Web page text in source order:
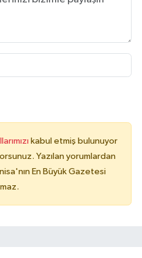
kabul etmiş bulunuyor
Yazılan yorumlardan
En Büyük Gazetesi